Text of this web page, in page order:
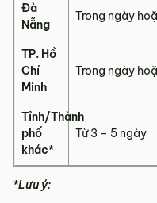
Đà
Nẵng
Trong ngày
TP. Hồ
Chí
Minh
Trong ngày
Tỉnh/Thành
phố
khác*
Từ 3 – 5 ngày
*Lưu ý: